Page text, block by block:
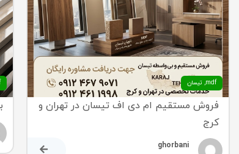
mdf
, تیسان
فروش مستقیم ام دی اف تیسان در تهران و
کرج
ghorbani